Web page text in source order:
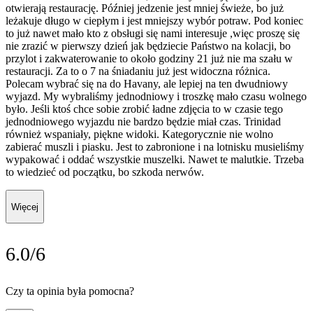
otwierają restaurację. Później jedzenie jest mniej świeże, bo już
leżakuje długo w ciepłym i jest mniejszy wybór potraw. Pod koniec
to już nawet mało kto z obsługi się nami interesuje ,więc proszę się
nie zrazić w pierwszy dzień jak będziecie Państwo na kolacji, bo
przylot i zakwaterowanie to około godziny 21 już nie ma szału w
restauracji. Za to o 7 na śniadaniu już jest widoczna różnica.
Polecam wybrać się na do Havany, ale lepiej na ten dwudniowy
wyjazd. My wybraliśmy jednodniowy i troszkę mało czasu wolnego
było. Jeśli ktoś chce sobie zrobić ładne zdjęcia to w czasie tego
jednodniowego wyjazdu nie bardzo będzie miał czas. Trinidad
również wspaniały, piękne widoki. Kategorycznie nie wolno
zabierać muszli i piasku. Jest to zabronione i na lotnisku musieliśmy
wypakować i oddać wszystkie muszelki. Nawet te malutkie. Trzeba
to wiedzieć od początku, bo szkoda nerwów.
Więcej
6.0/6
Czy ta opinia była pomocna?